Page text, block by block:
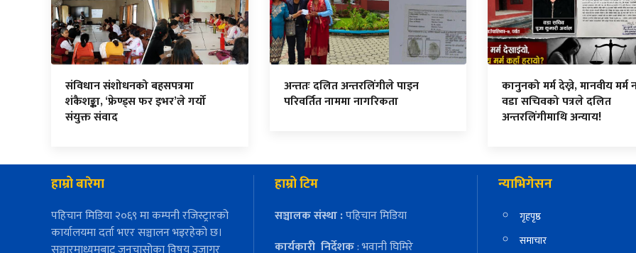
संविधान संशोधनको बहसपत्रमा
शंकैशङ्का, ‘फ्रेण्ड्स फर इभर’ले गर्यो
संयुक्त संवाद
अन्ततः दलित अन्तरलिंगीले पाइन
परिवर्तित नाममा नागरिकता
कानुनको मर्म देख्ने, मानवीय मर्म
वडा सचिवको पत्रले दलित
अन्तरलिंगीमाथि अन्याय!
हाम्रो बारेमा
पहिचान मिडिया २०६९ मा कम्पनी रजिस्ट्रारको
कार्यालयमा दर्ता भएर सञ्चालन भइरहेको छ।
हाम्रो टिम
सञ्चालक संस्था :पहिचान मिडिया
कार्यकारी निर्देशक: भवानी घिमिरे
न्याभिगेसन
गृहपृष्ठ
समाचार